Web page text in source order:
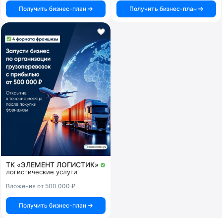
Получить бизнес-план
Получить бизнес-план
ТК «ЭЛЕМЕНТ ЛОГИСТИК»
логистические услуги
Вложения от 500 000 ₽
Получить бизнес-план